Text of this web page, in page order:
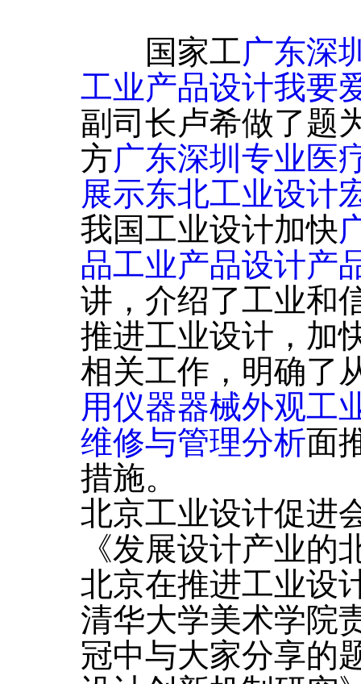
国家工广东深
工业产品设计我要
副司长卢希做了题
方广东深圳专业医
展示东北工业设计
我国工业设计加快
品工业产品设计产
讲，介绍了工业和
推进工业设计，加
相关工作，明确了
用仪器器械外观工
维修与管理分析面
措施。
北京工业设计促进
《发展设计产业
北京在推进工业设
清华大学美术学院
冠中与大家分享的